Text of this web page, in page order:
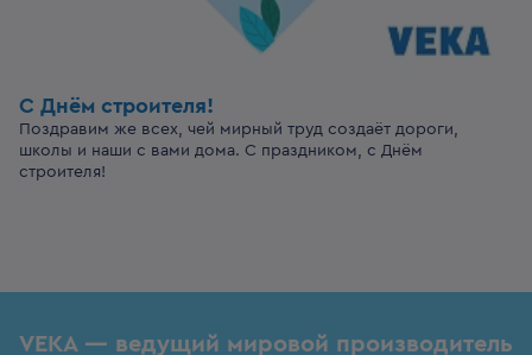
С Днём строителя!
Поздравим же всех, чей мирный труд создаёт дороги,
школы и наши с вами дома. С праздником, с Днём
строителя!
VEKA — ведущий мировой производитель